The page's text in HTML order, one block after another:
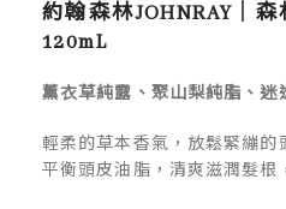
約翰森林JOHNRAY｜
120mL
薰衣草純露、聚山梨純脂、迷
輕柔的草本香氣，放鬆緊繃的
平衡頭皮油脂，清爽滋潤髮根